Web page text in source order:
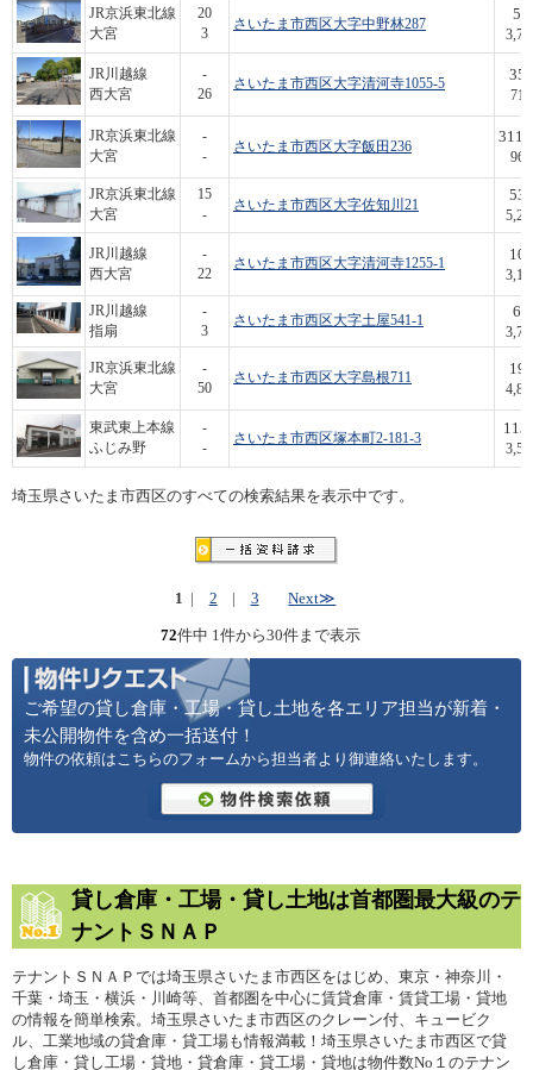
JR京浜東北線
大宮
20
3
さいたま市西区大字中野林287
59
JR川越線
西大宮
-
26
さいたま市西区大字清河寺1055-5
350
JR京浜東北線
大宮
-
-
さいたま市西区大字飯田236
JR京浜東北線
大宮
15
-
さいたま市西区大字佐知川21
530
JR川越線
西大宮
-
22
さいたま市西区大字清河寺1255-1
105
JR川越線
指扇
-
3
さいたま市西区大字土屋541-1
67
JR京浜東北線
大宮
-
50
さいたま市西区大字島根711
196
東武東上本線
ふじみ野
-
-
さいたま市西区塚本町2-181-3
埼玉県さいたま市西区のすべての検索結果を表示中です。
1 | 2 | 3 Next≫
72件中 1件から30件まで表示
ご希望の貸し倉庫・工場・貸し土地を各エリア担当が新着・
未公開物件を含め一括送付！
物件の依頼はこちらのフォームから担当者より御連絡いたします。
貸し倉庫・工場・貸し土地は首都圏最大級のテ
ナントＳＮＡＰ
テナントＳＮＡＰでは埼玉県さいたま市西区をはじめ、東京・神奈川・
千葉・埼玉・横浜・川崎等、首都圏を中心に賃貸倉庫・賃貸工場・貸地
の情報を簡単検索。埼玉県さいたま市西区のクレーン付、キュービク
ル、工業地域の貸倉庫・貸工場も情報満載！埼玉県さいたま市西区で貸
し倉庫・貸し工場・貸地・貸倉庫・貸工場・貸地は物件数No１のテナン